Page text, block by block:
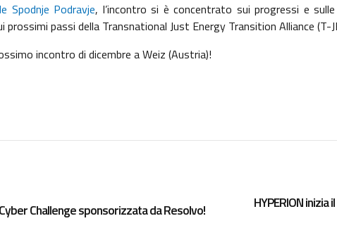
Spodnje Podravje, l’incontro si è concentrato sui progressi e
prossimi passi della Transnational Just Energy Transition Alliance
incontro di dicembre a Weiz (Austria)!
Challenge sponsorizzata da Resolvo!
HYPERION